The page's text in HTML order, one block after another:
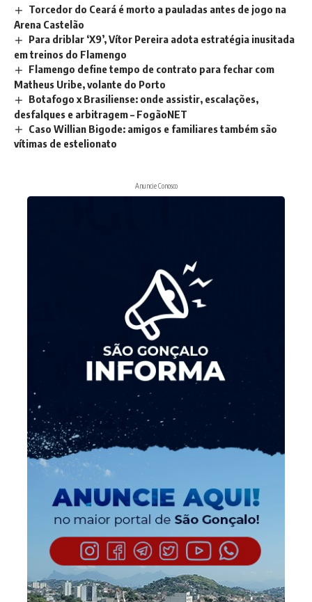
Torcedor do Ceará é morto a pauladas antes de jogo na
Arena Castelão
Para driblar ‘X9’, Vítor Pereira adota estratégia inusitada
em treinos do Flamengo
Flamengo define tempo de contrato para fechar com
Matheus Uribe, volante do Porto
Botafogo x Brasiliense: onde assistir, escalações,
desfalques e arbitragem – FogãoNET
Caso Willian Bigode: amigos e familiares também são
vítimas de estelionato
Anuncie Conosco